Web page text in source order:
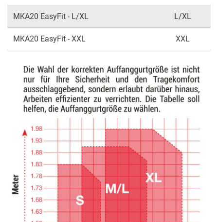
MKA20 EasyFit - L/XL L/XL
MKA20 EasyFit - XXL XXL